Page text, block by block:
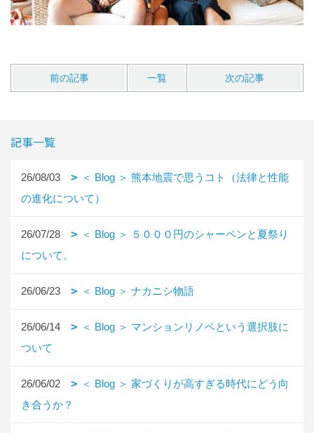
前の記事 一覧 次の記事
記事一覧
26/08/03
＜ Blog ＞ 熊本地震で思うコト（法律と性能
の進化について）
26/07/28
＜ Blog ＞ ５０００円のシャーペンと夏祭り
について。
26/06/23 ＜ Blog ＞ ナカニシ物語
26/06/14
＜ Blog ＞ マンションリノベという選択肢に
ついて
26/06/02
＜ Blog ＞ 家づくりが高すぎる時代にどう向
き合うか？